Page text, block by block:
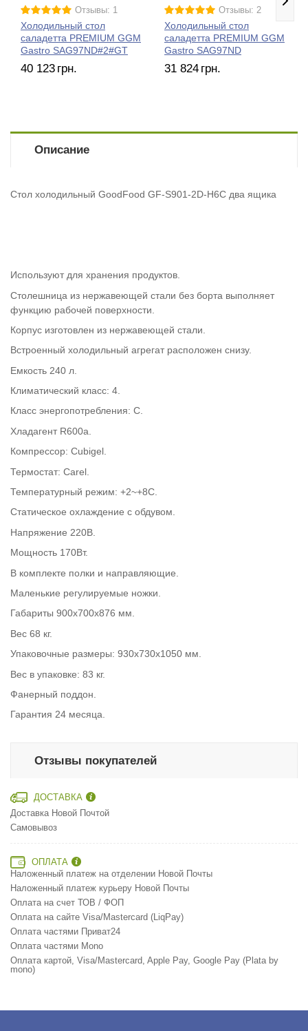
Отзывы: 1
Холодильный стол
саладетта PREMIUM GGM
Gastro SAG97ND#2#GT
40 123 грн.
Отзывы: 2
Холодильный стол
саладетта PREMIUM GGM
Gastro SAG97ND
31 824 грн.
Описание
Стол холодильный GoodFood GF-S901-2D-H6C два ящика
Используют для хранения продуктов.
Столешница из нержавеющей стали без борта выполняет
функцию рабочей поверхности.
Корпус изготовлен из нержавеющей стали.
Встроенный холодильный агрегат расположен снизу.
Емкость 240 л.
Климатический класс: 4.
Класс энергопотребления: C.
Хладагент R600a.
Компрессор: Cubigel.
Термостат: Carel.
Температурный режим: +2~+8С.
Статическое охлаждение с обдувом.
Напряжение 220В.
Мощность 170Вт.
В комплекте полки и направляющие.
Маленькие регулируемые ножки.
Габариты 900х700х876 мм.
Вес 68 кг.
Упаковочные размеры: 930x730x1050 мм.
Вес в упаковке: 83 кг.
Фанерный поддон.
Гарантия 24 месяца.
Отзывы покупателей
ДОСТАВКА
Доставка Новой Почтой
Самовывоз
ОПЛАТА
Наложенный платеж на отделении Новой Почты
Наложенный платеж курьеру Новой Почты
Оплата на счет ТОВ / ФОП
Оплата на сайте Visa/Mastercard (LiqPay)
Оплата частями Приват24
Оплата частями Mono
Оплата картой, Visa/Mastercard, Apple Pay, Google Pay (Plata by
mono)